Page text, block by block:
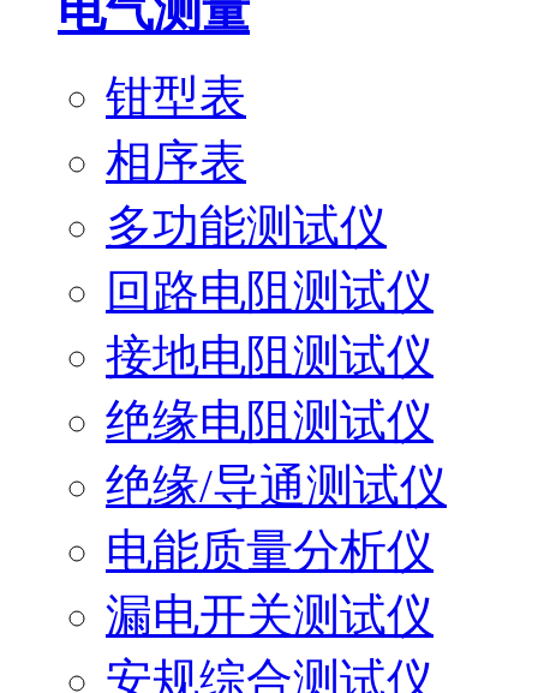
钳型表
相序表
多功能测试仪
回路电阻测试仪
接地电阻测试仪
绝缘电阻测试仪
绝缘/导通测试仪
电能质量分析仪
漏电开关测试仪
安规综合测试仪